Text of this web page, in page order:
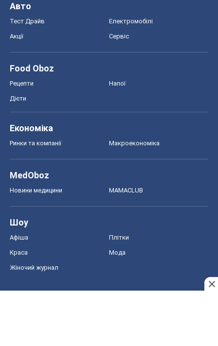
Авто
Тест Драйв Електромобілі
Акції Сервіс
Food Oboz
Рецепти Напої
Дієти
Економіка
Ринки та компанії Макроекономіка
MedOboz
Новини медицини MAMACLUB
Шоу
Афіша Плітки
Краса Мода
Жіночий журнал